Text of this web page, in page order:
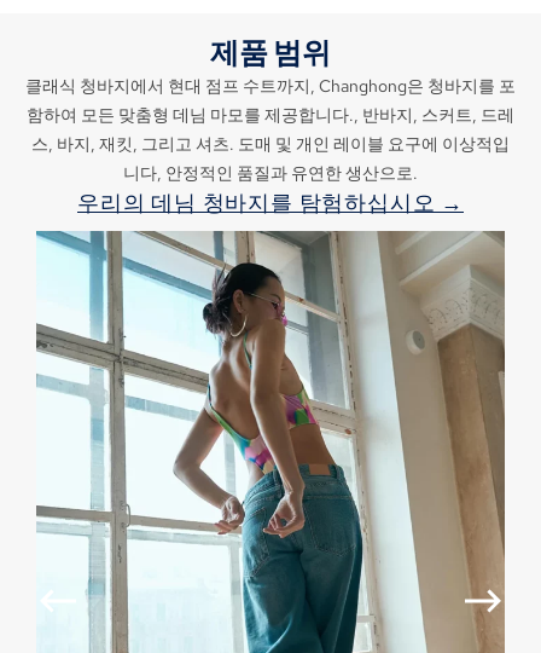
제품 범위
클래식 청바지에서 현대 점프 수트까지, Changhong은 청바지를 포
함하여 모든 맞춤형 데님 마모를 제공합니다., 반바지, 스커트, 드레
스, 바지, 재킷, 그리고 셔츠. 도매 및 개인 레이블 요구에 이상적입
니다, 안정적인 품질과 유연한 생산으로.
우리의 데님 청바지를 탐험하십시오 →